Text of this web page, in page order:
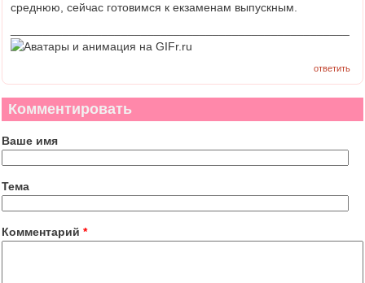
среднюю, сейчас готовимся к екзаменам выпускным.
ответить
Комментировать
Ваше имя
Тема
Комментарий *